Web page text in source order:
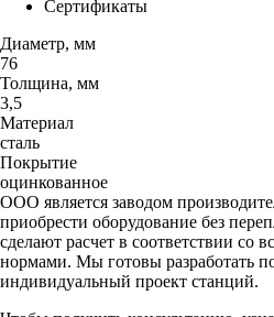
Сертификаты
Диаметр, мм
76
Толщина, мм
3,5
Материал
сталь
Покрытие
оцинкованное
ООО является заводом
приобрести оборудование без
сделают расчет в соответствии со
нормами. Мы готовы разработать
индивидуальный проект станций.